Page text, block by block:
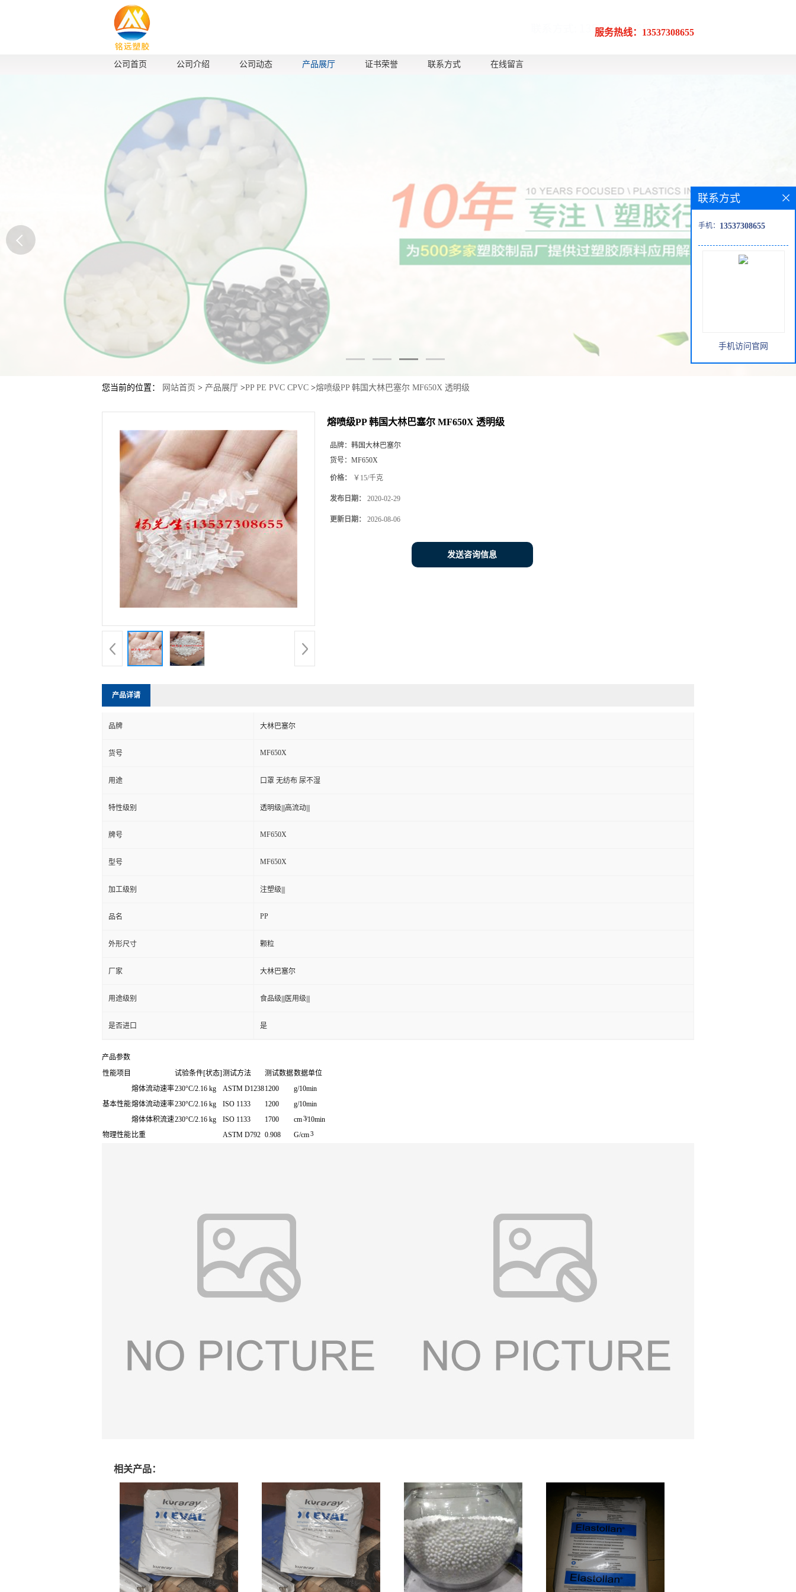
服务热线：13537308655
公司首页 公司介绍 公司动态 产品展厅 证书荣誉 联系方式 在线留言
您当前的位置： 网站首页 > 产品展厅 >PP PE PVC CPVC >熔喷级PP 韩国大林巴塞尔 MF650X 透明级
熔喷级PP 韩国大林巴塞尔 MF650X 透明级
品牌： 韩国大林巴塞尔
货号： MF650X
价格： ￥15/千克
发布日期： 2020-02-29
更新日期： 2026-08-06
发送咨询信息
产品详请
品牌 大林巴塞尔
货号 MF650X
用途 口罩 无纺布 尿不湿
特性级别 透明级|||高流动|||
牌号 MF650X
型号 MF650X
加工级别 注塑级|||
品名 PP
外形尺寸 颗粒
厂家 大林巴塞尔
用途级别 食品级|||医用级|||
是否进口 是
产品参数
性能项目
试验条件[状态]测试方法 测试数据数据单位
基本性能
熔体流动速率230°C/2.16 kg ASTM D12381200
g/10min
熔体流动速率230°C/2.16 kg ISO 1133 1200
g/10min
熔体体积流速230°C/2.16 kg ISO 1133 1700 cm3/10min
物理性能 比重 ASTM D792 0.908 G/cm3
相关产品：
联系方式
手机： 13537308655
手机访问官网